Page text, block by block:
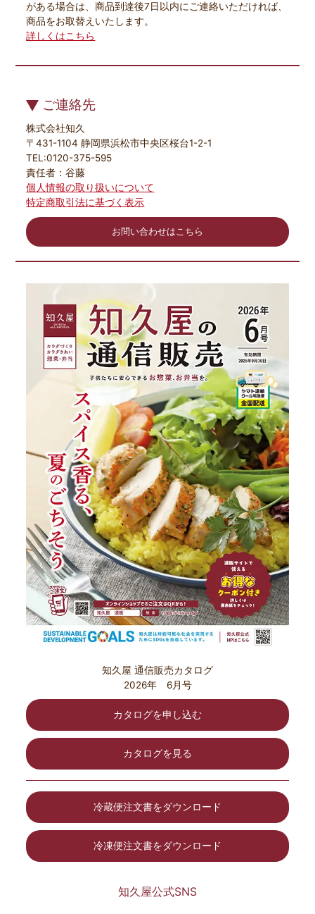
がある場合は、商品到達後7日以内にご連絡いただければ、
商品をお取替えいたします。
詳しくはこちら
ご連絡先
株式会社知久
〒431-1104 静岡県浜松市中央区桜台1-2-1
TEL:0120-375-595
責任者：谷藤
個人情報の取り扱いについて
特定商取引法に基づく表示
お問い合わせはこちら
知久屋 通信販売カタログ
2026年 6月号
カタログを申し込む
カタログを見る
冷蔵便注文書をダウンロード
冷凍便注文書をダウンロード
知久屋公式SNS